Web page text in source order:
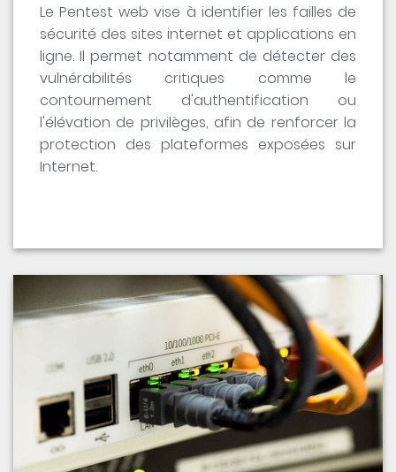
Le Pentest web vise à identifier les failles de
sécurité des sites internet et applications en
ligne. Il permet notamment de détecter des
vulnérabilités critiques comme le
contournement d'authentification ou
l'élévation de privilèges, afin de renforcer la
protection des plateformes exposées sur
Internet.